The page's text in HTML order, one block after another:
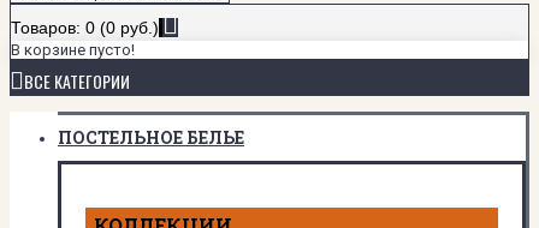
Товаров: 0 (0 руб.)
В корзине пусто!
ВСЕ КАТЕГОРИИ
ПОСТЕЛЬНОЕ БЕЛЬЕ